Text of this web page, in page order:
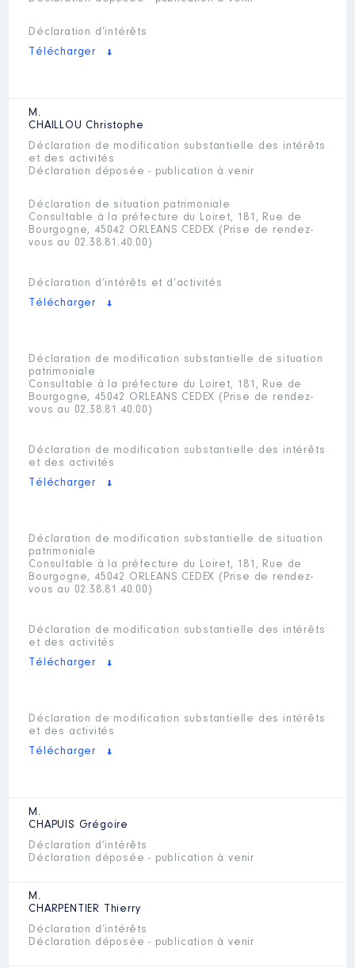
Déclaration d’intérêts
Télécharger
M.
CHAILLOU Christophe
Déclaration de modification substantielle des intérêts
et des activités
Déclaration déposée - publication à venir
Déclaration de situation patrimoniale
Consultable à la préfecture du Loiret, 181, Rue de
Bourgogne, 45042 ORLEANS CEDEX (Prise de rendez-
vous au 02.38.81.40.00)
Déclaration d’intérêts et d’activités
Télécharger
Déclaration de modification substantielle de situation
patrimoniale
Consultable à la préfecture du Loiret, 181, Rue de
Bourgogne, 45042 ORLEANS CEDEX (Prise de rendez-
vous au 02.38.81.40.00)
Déclaration de modification substantielle des intérêts
et des activités
Télécharger
Déclaration de modification substantielle de situation
patrimoniale
Consultable à la préfecture du Loiret, 181, Rue de
Bourgogne, 45042 ORLEANS CEDEX (Prise de rendez-
vous au 02.38.81.40.00)
Déclaration de modification substantielle des intérêts
et des activités
Télécharger
Déclaration de modification substantielle des intérêts
et des activités
Télécharger
M.
CHAPUIS Grégoire
Déclaration d’intérêts
Déclaration déposée - publication à venir
M.
CHARPENTIER Thierry
Déclaration d’intérêts
Déclaration déposée - publication à venir